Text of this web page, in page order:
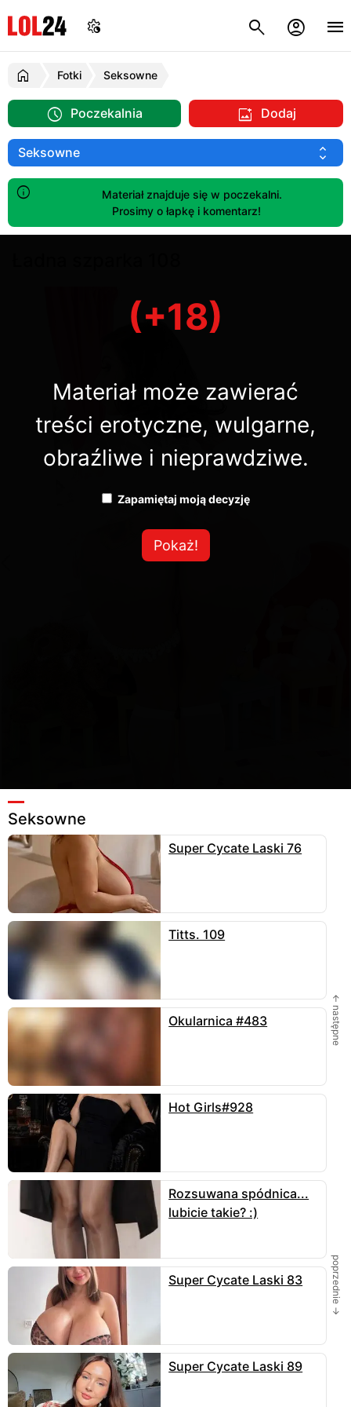
Fotki Seksowne
Poczekalnia Dodaj
Materiał znajduje się w poczekalni.
Prosimy o łapkę i komentarz!
(+18)
Materiał może zawierać
treści erotyczne, wulgarne,
obraźliwe i nieprawdziwe.
Zapamiętaj moją decyzję
Pokaż!
215 Wyślij Ulubione
enklawa25zamieścił fotkę
kB w kategoriiseksowne.
DODAJ KOMENTARZ
Seksowne
Super Cycate Laski 76
Titts. 109
Okularnica #483
Hot Girls#928
Rozsuwana spódnica...
lubicie takie? :)
Super Cycate Laski 83
Super Cycate Laski 89
← następne
poprzednie →